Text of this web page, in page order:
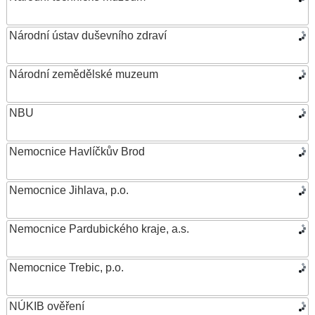
Národní ústav duševního zdraví
Národní zemědělské muzeum
NBU
Nemocnice Havlíčkův Brod
Nemocnice Jihlava, p.o.
Nemocnice Pardubického kraje, a.s.
Nemocnice Trebic, p.o.
NÚKIB ověření